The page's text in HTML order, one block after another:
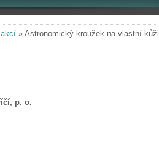
akcí » Astronomický kroužek na vlastní kůži
p. o.